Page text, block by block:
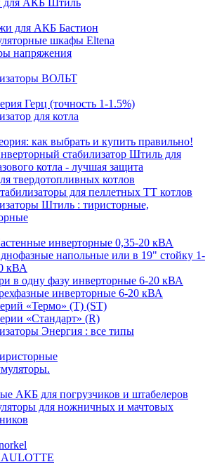
для АКБ Штиль
для АКБ Бастион
шкафы Eltena
напряжения
ВОЛЬТ
Герц (точность 1-1.5%)
для котла
как выбрать и купить правильно!
стабилизатор Штиль для
котла - лучшая защита
твердотопливных котлов
для пеллетных ТТ котлов
Штиль : тиристорные,
инверторные 0,35-20 кВА
напольные или в 19" стойку 1-
кВА
в одну фазу инверторные 6-20 кВА
инверторные 6-20 кВА
«Термо» (T) (ST)
«Стандарт» (R)
Энергия : все типы
АКБ для погрузчиков и штабелеров
для ножничных и мачтовых